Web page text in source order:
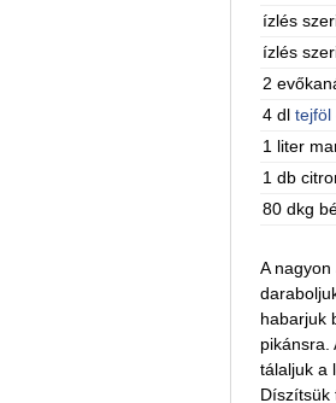
ízlés
ízlés
2
4 dl tejföl
1 liter
1 db
80 dkg
A
habarjuk
pikánsra.
tálaljuk a
Díszítsük